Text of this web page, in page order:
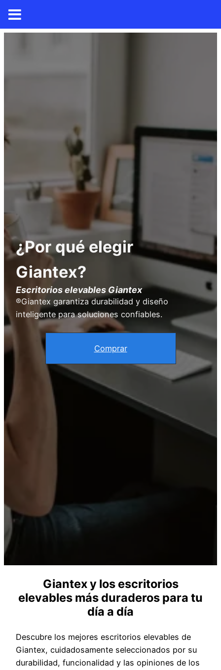
¿Por qué elegir
Giantex?
Escritorios elevables Giantex
®Giantex garantiza durabilidad y diseño
inteligente para soluciones confiables.
Comprar
Giantex y los escritorios
elevables más duraderos para tu
día a día
Descubre los mejores escritorios elevables de
Giantex, cuidadosamente seleccionados por su
durabilidad, funcionalidad y las opiniones de los